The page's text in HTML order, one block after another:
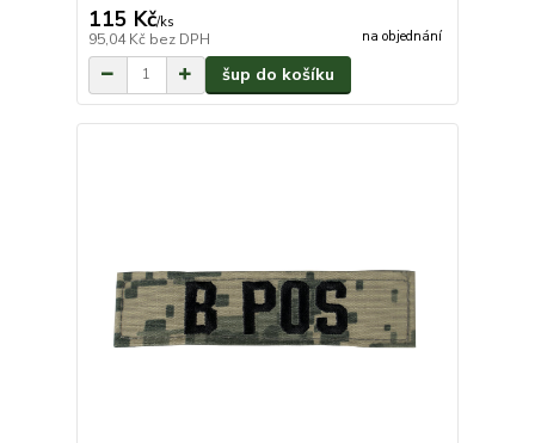
115 Kč/ks
95,04 Kč bez DPH na objednání
šup do košíku